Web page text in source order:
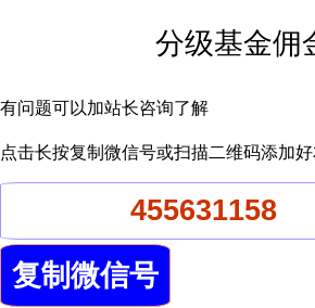
分级基金佣
有问题可以加站长咨询了解
点击长按复制微信号或扫描二维码添加